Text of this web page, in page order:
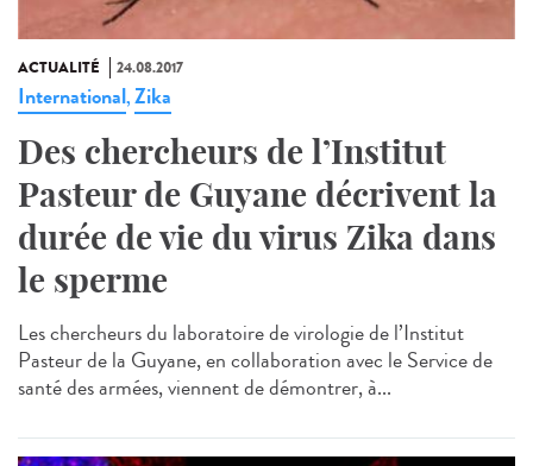
ACTUALITÉ 24.08.2017
International,Zika
Des chercheurs de l’Institut
Pasteur de Guyane décrivent la
durée de vie du virus Zika dans
le sperme
Les chercheurs du laboratoire de virologie de l’Institut
Pasteur de la Guyane, en collaboration avec le Service de
santé des armées, viennent de démontrer, à...